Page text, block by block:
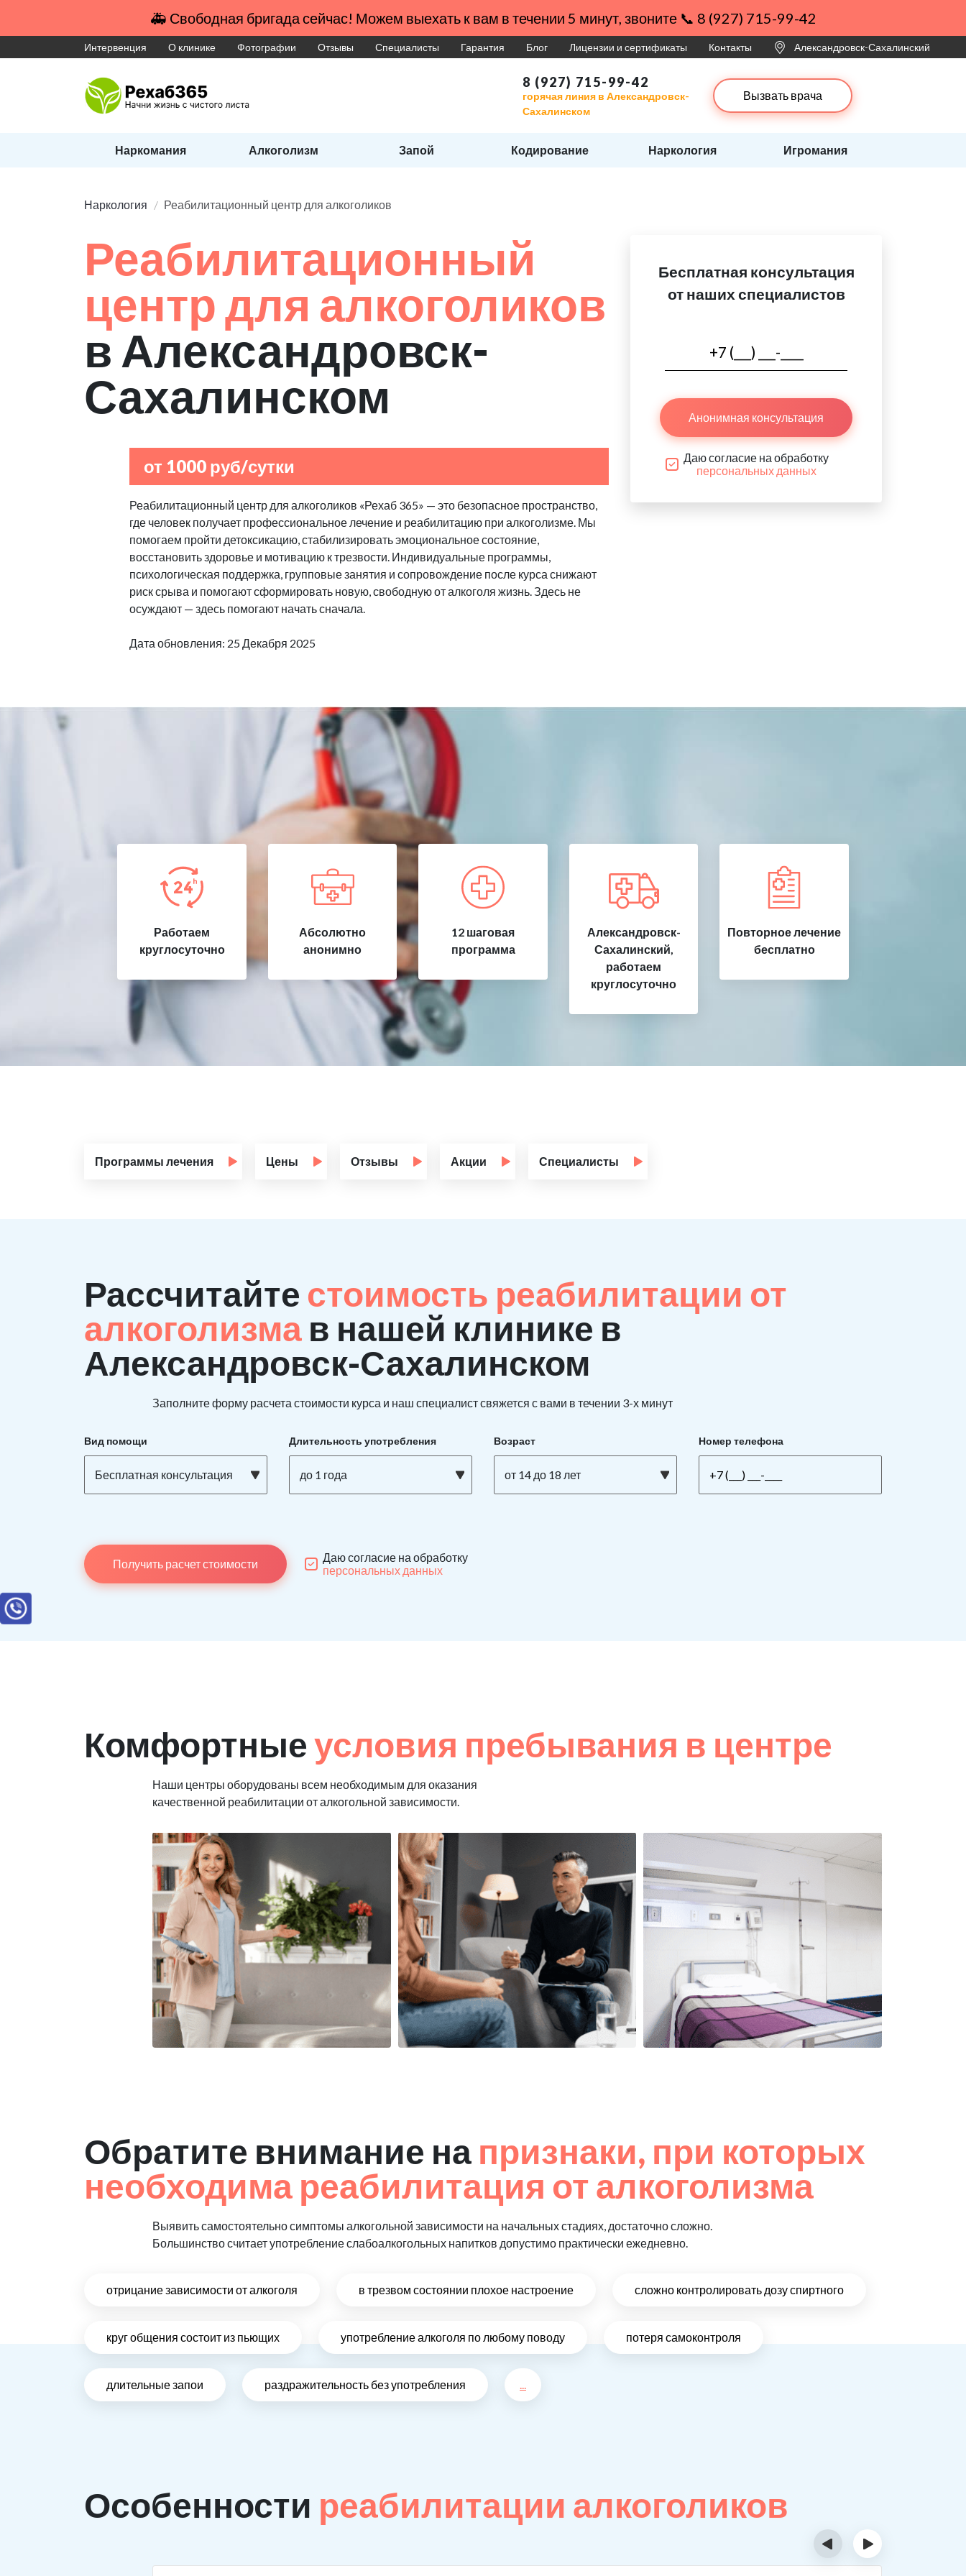
🚑 Свободная бригада сейчас! Можем выехать к вам в течении 5 минут, звоните 📞 8 (927) 715-99-42
Интервенция О клинике Фотографии Отзывы Специалисты Гарантия Блог Лицензии и сертификаты Контакты Александровск-Сахалинский
8 (927) 715-99-42
горячая линия в Александровск-
Сахалинском
Вызвать врача
Наркомания Алкоголизм Запой Кодирование Наркология Игромания
Наркология Реабилитационный центр для алкоголиков
Реабилитационный
центр для алкоголиков
в Александровск-
Сахалинском
от 1000 руб/сутки
Реабилитационный центр для алкоголиков «Рехаб 365» — это безопасное пространство,
где человек получает профессиональное лечение и реабилитацию при алкоголизме. Мы
помогаем пройти детоксикацию, стабилизировать эмоциональное состояние,
восстановить здоровье и мотивацию к трезвости. Индивидуальные программы,
психологическая поддержка, групповые занятия и сопровождение после курса снижают
риск срыва и помогают сформировать новую, свободную от алкоголя жизнь. Здесь не
осуждают — здесь помогают начать сначала.
Дата обновления: 25 Декабря 2025
Бесплатная консультация
от наших специалистов
Анонимная консультация
Даю согласие на обработку
персональных данных
Работаем
круглосуточно
Абсолютно
анонимно
12 шаговая
программа
Александровск-
Сахалинский,
работаем
круглосуточно
Повторное лечение
бесплатно
Программы лечения Цены Отзывы Акции Специалисты
Рассчитайте стоимость реабилитации от
алкоголизма в нашей клинике в
Александровск-Сахалинском
Заполните форму расчета стоимости курса и наш специалист свяжется с вами в течении 3-х минут
Вид помощи
Бесплатная консультация
Длительность употребления
до 1 года
Возраст
от 14 до 18 лет
Номер телефона
Получить расчет стоимости
Даю согласие на обработку
персональных данных
Комфортныеусловия пребывания в центре
Наши центры оборудованы всем необходимым для оказания
качественной реабилитации от алкогольной зависимости.
Обратите внимание на признаки, при которых
необходима реабилитация от алкоголизма
Выявить самостоятельно симптомы алкогольной зависимости на начальных стадиях, достаточно сложно.
Большинство считает употребление слабоалкогольных напитков допустимо практически ежедневно.
отрицание зависимости от алкоголя в трезвом состоянии плохое настроение сложно контролировать дозу спиртного
круг общения состоит из пьющих употребление алкоголя по любому поводу потеря самоконтроля
длительные запои раздражительность без употребления ...
Особенности реабилитации алкоголиков
‹ ›